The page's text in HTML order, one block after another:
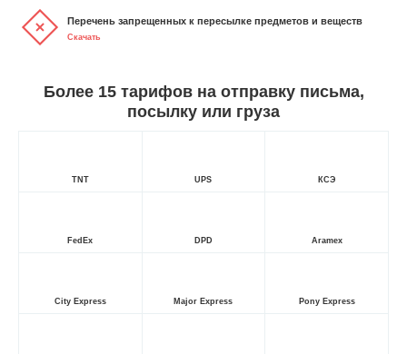
Перечень запрещенных к пересылке предметов и веществ
Скачать
Более 15 тарифов на отправку письма,
посылку или груза
TNT UPS КСЭ
FedEx DPD Aramex
City Express Major Express Pony Express